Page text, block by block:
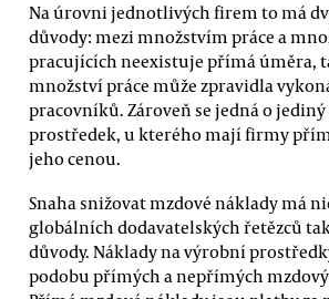
Na úrovni jednotlivých firem to má
důvody: mezi množstvím práce a
pracujících neexistuje přímá úměra,
množství práce může zpravidla
pracovníků. Zároveň se jedná o
prostředek, u kterého mají firmy
jeho cenou.
Snaha snižovat mzdové náklady má
globálních dodavatelských řetězců
důvody. Náklady na výrobní
podobu přímých a nepřímých